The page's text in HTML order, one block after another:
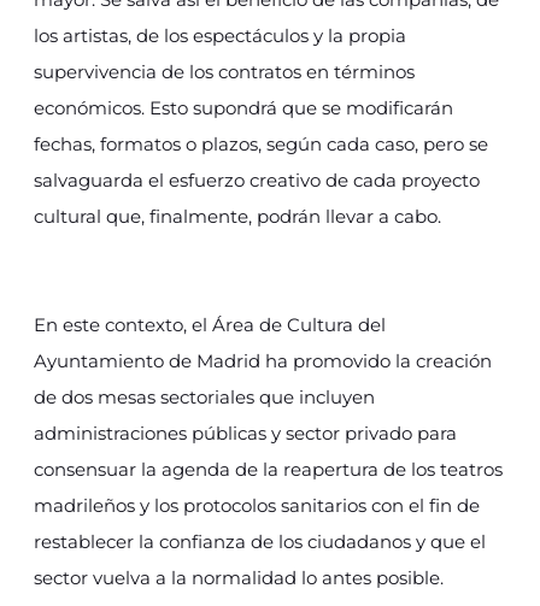
los artistas, de los espectáculos y la propia
supervivencia de los contratos en términos
económicos. Esto supondrá que se modificarán
fechas, formatos o plazos, según cada caso, pero se
salvaguarda el esfuerzo creativo de cada proyecto
cultural que, finalmente, podrán llevar a cabo.
En este contexto, el Área de Cultura del
Ayuntamiento de Madrid ha promovido la creación
de dos mesas sectoriales que incluyen
administraciones públicas y sector privado para
consensuar la agenda de la reapertura de los teatros
madrileños y los protocolos sanitarios con el fin de
restablecer la confianza de los ciudadanos y que el
sector vuelva a la normalidad lo antes posible.